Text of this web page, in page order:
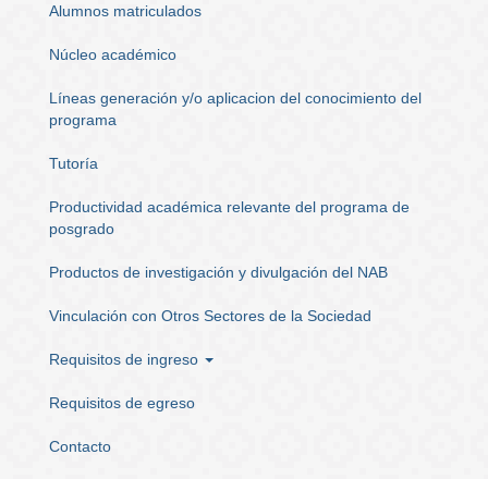
Alumnos matriculados
Núcleo académico
Líneas generación y/o aplicacion del conocimiento del
programa
Tutoría
Productividad académica relevante del programa de
posgrado
Productos de investigación y divulgación del NAB
Vinculación con Otros Sectores de la Sociedad
Requisitos de ingreso
Requisitos de egreso
Contacto